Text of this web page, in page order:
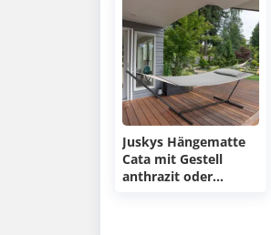
Juskys Hängematte
Cata mit Gestell
anthrazit oder